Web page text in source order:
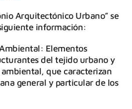
Arquitectónico Urbano” se
información:
Elementos
del tejido urbano y
que caracterizan
general y particular de los